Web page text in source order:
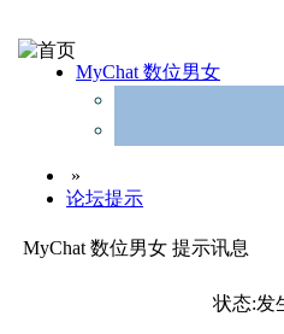
MyChat 数位男女
»
论坛提示
MyChat 数位男女 提示讯息
状态:发